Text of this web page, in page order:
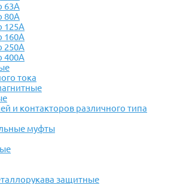
63А
80А
125А
160А
250А
400А
тока
и контакторов различного типа
муфты
защитные